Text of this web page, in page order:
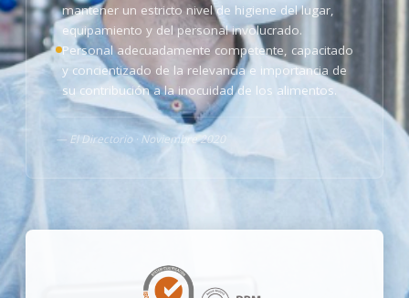
mantener un estricto nivel de higiene del lugar,
equipamiento y del personal involucrado.
Personal adecuadamente competente, capacitado
y concientizado de la relevancia e importancia de
su contribución a la inocuidad de los alimentos.
— El Directorio · Noviembre 2020